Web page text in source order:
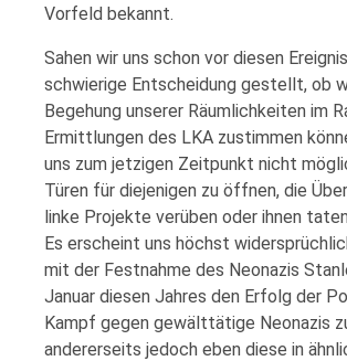
Vorfeld bekannt.
Sahen wir uns schon vor diesen
schwierige Entscheidung gestellt, ob
Begehung unserer Räumlichkeiten im
Ermittlungen des LKA zustimmen
uns zum jetzigen Zeitpunkt nicht
Türen für diejenigen zu öffnen, die
linke Projekte verüben oder ihnen
Es erscheint uns höchst
mit der Festnahme des Neonazis
Januar diesen Jahres den Erfolg der
Kampf gegen gewälttätige Neonazis
andererseits jedoch eben diese in